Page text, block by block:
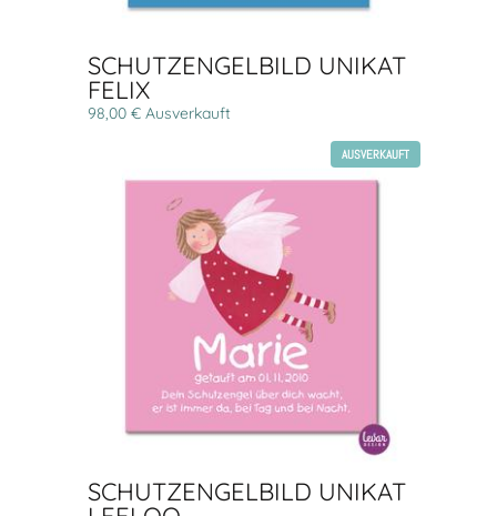
SCHUTZENGELBILD UNIKAT
FELIX
98,00 € Ausverkauft
AUSVERKAUFT
SCHUTZENGELBILD UNIKAT